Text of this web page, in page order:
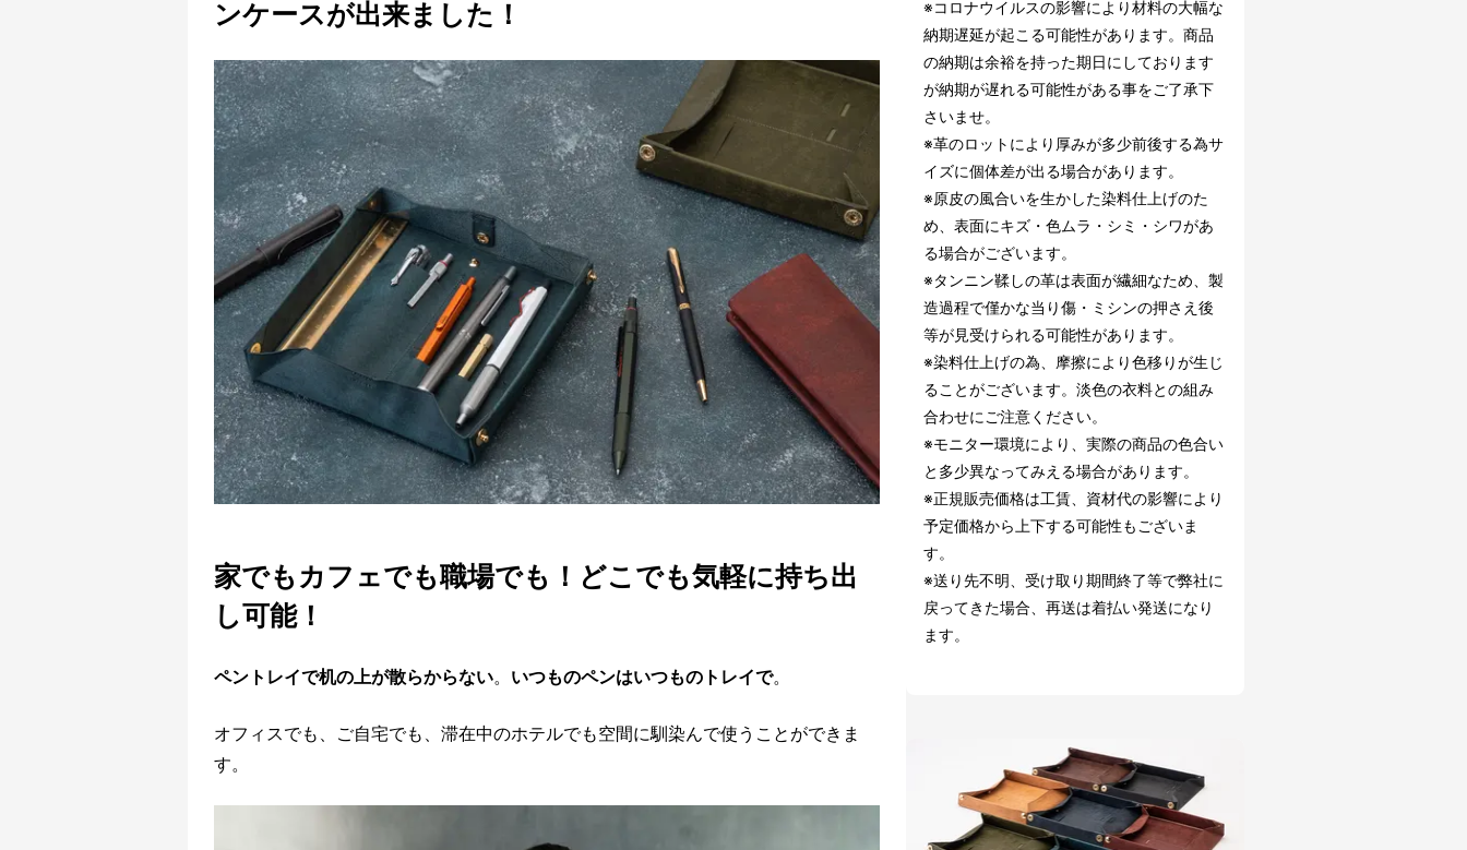
ンケースが出来ました！
家でもカフェでも職場でも！どこでも気軽に持ち出
し可能！
ペントレイで机の上が散らからない。 いつものペンはいつものトレイで。
オフィスでも、ご自宅でも、滞在中のホテルでも空間に馴染んで使うことができま
す。
※コロナウイルスの影響により材料の大幅な
納期遅延が起こる可能性があります。商品
の納期は余裕を持った期日にしております
が納期が遅れる可能性がある事をご了承下
さいませ。
※革のロットにより厚みが多少前後する為サ
イズに個体差が出る場合があります。
※原皮の風合いを生かした染料仕上げのた
め、表面にキズ・色ムラ・シミ・シワがあ
る場合がございます。
※タンニン鞣しの革は表面が繊細なため、製
造過程で僅かな当り傷・ミシンの押さえ後
等が見受けられる可能性があります。
※染料仕上げの為、摩擦により色移りが生じ
ることがございます。淡色の衣料との組み
合わせにご注意ください。
※モニター環境により、実際の商品の色合い
と多少異なってみえる場合があります。
※正規販売価格は工賃、資材代の影響により
予定価格から上下する可能性もございま
す。
※送り先不明、受け取り期間終了等で弊社に
戻ってきた場合、再送は着払い発送になり
ます。